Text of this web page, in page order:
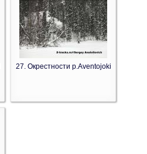
27. Окрестности р.Aventojoki